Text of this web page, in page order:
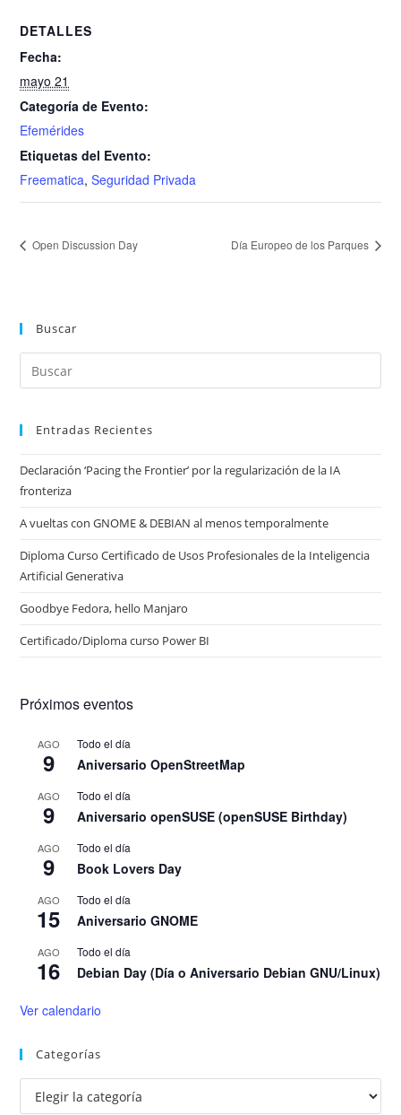
DETALLES
Fecha:
mayo 21
Categoría de Evento:
Efemérides
Etiquetas del Evento:
Freematica,Seguridad Privada
Open Discussion Day Día Europeo de los Parques
Buscar
Entradas Recientes
Declaración ‘Pacing the Frontier’ por la regularización de la IA
fronteriza
A vueltas con GNOME & DEBIAN al menos temporalmente
Diploma Curso Certificado de Usos Profesionales de la Inteligencia
Artificial Generativa
Goodbye Fedora, hello Manjaro
Certificado/Diploma curso Power BI
Próximos eventos
AGO
9
Todo el día
Aniversario OpenStreetMap
AGO
9
Todo el día
Aniversario openSUSE (openSUSE Birthday)
AGO
9
Todo el día
Book Lovers Day
AGO
15
Todo el día
Aniversario GNOME
AGO
16
Todo el día
Debian Day (Día o Aniversario Debian GNU/Linux)
Ver calendario
Categorías
Categorías